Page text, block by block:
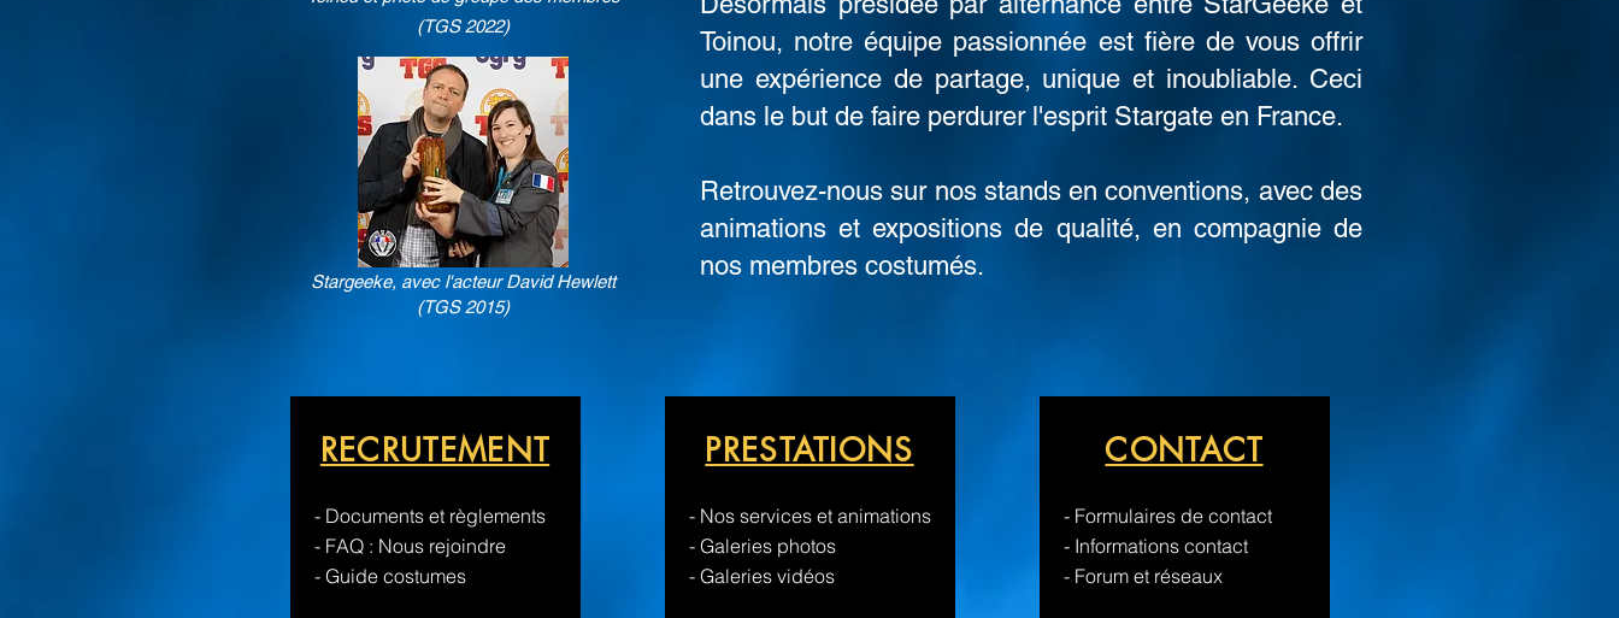
(TGS 2022)
Stargeeke, avec l'acteur David Hewlett
(TGS 2015)
Toinou, notre équipe passionnée est fière de vous offrir
une expérience de partage, unique et inoubliable. Ceci
dans le but de faire perdurer l'esprit Stargate en France.
Retrouvez-nous sur nos stands enconventions, avec des
animations et expositions de qualité, en compagnie de
nos membres costumés.
RECRUTEMENT
- Documents et règlements
- FAQ : Nous rejoindre
- Guide costumes
PRESTATIONS
- Nos services et animations
- Galeries photos
- Galeries vidéos
CONTACT
- Formulaires de contact
- Informations contact
- Forum et réseaux